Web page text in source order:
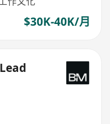
$30K-40K/月